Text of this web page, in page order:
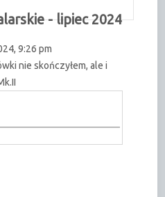
- lipiec 2024
9:26 pm
nie skończyłem, ale i